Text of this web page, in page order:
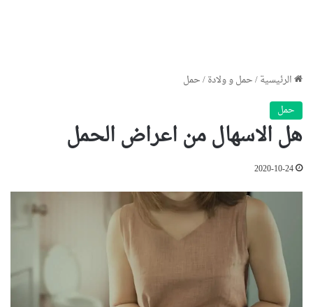
الرئيسية/حمل و ولادة/حمل
حمل
هل الاسهال من اعراض الحمل
2020-10-24